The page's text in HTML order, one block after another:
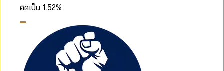
คิดเป็น 1.52%